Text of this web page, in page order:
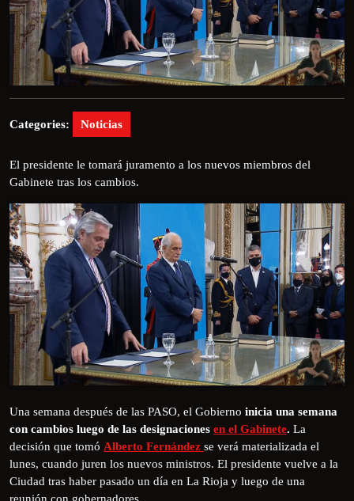
Categories: Noticias
El presidente le tomará juramento a los nuevos miembros del
Gabinete tras los cambios.
Una semana después de las PASO, el Gobierno inicia una semana
con cambios luego de las designaciones en el Gabinete. La
decisión que tomó Alberto Fernández se verá materializada el
lunes, cuando juren los nuevos ministros. El presidente vuelve a la
Ciudad tras haber pasado un día en La Rioja y luego de una